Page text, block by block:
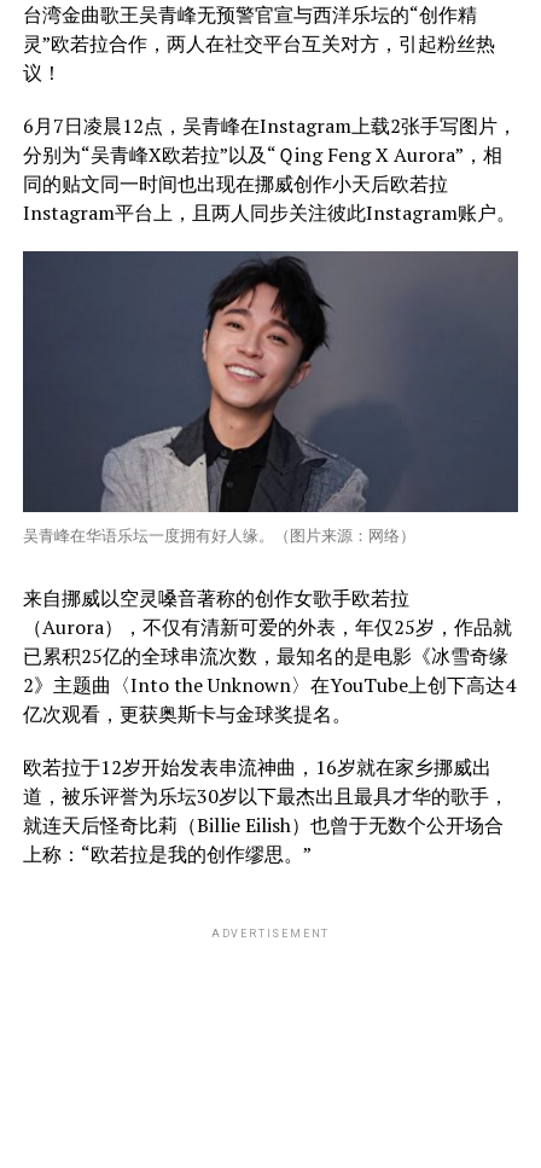
台湾金曲歌王吴青峰无预警官宣与西洋乐坛的“创作精
灵”欧若拉合作，两人在社交平台互关对方，引起粉丝热
议！
6月7日凌晨12点，吴青峰在Instagram上载2张手写图片，
分别为“吴青峰X欧若拉”以及“Ｑing Feng X Aurora”，相
同的贴文同一时间也出现在挪威创作小天后欧若拉
Instagram平台上，且两人同步关注彼此Instagram账户。
吴青峰在华语乐坛一度拥有好人缘。（图片来源：网络）
来自挪威以空灵嗓音著称的创作女歌手欧若拉
（Aurora），不仅有清新可爱的外表，年仅25岁，作品就
已累积25亿的全球串流次数，最知名的是电影《冰雪奇缘
2》主题曲〈Into the Unknown〉在YouTube上创下高达4
亿次观看，更获奥斯卡与金球奖提名。
欧若拉于12岁开始发表串流神曲，16岁就在家乡挪威出
道，被乐评誉为乐坛30岁以下最杰出且最具才华的歌手，
就连天后怪奇比莉（Billie Eilish）也曾于无数个公开场合
上称：“欧若拉是我的创作缪思。”
ADVERTISEMENT